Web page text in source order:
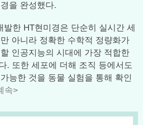
을 완성했다.
발한 HT현미경은 단순히 실시간 세
아니라 정확한 수학적 정량화가
인공지능의 시대에 가장 적합한
. 또한 세포에 더해 조직 등에서도
능한 것을 동물 실험을 통해 확인
속>